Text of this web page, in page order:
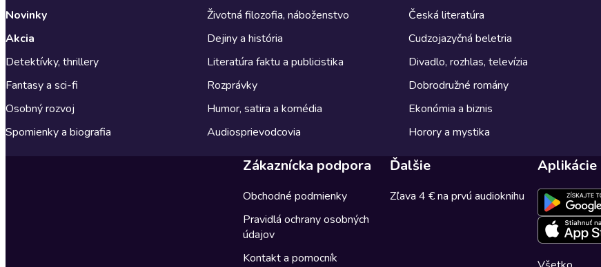
Novinky
Akcia
Detektívky, thrillery
Fantasy a sci-fi
Osobný rozvoj
Spomienky a biografia
Životná filozofia, náboženstvo
Dejiny a história
Literatúra faktu a publicistika
Rozprávky
Humor, satira a komédia
Audiosprievodcovia
Česká literatúra
Cudzojazyčná beletria
Divadlo, rozhlas, televízia
Dobrodružné romány
Ekonómia a biznis
Horory a mystika
Zákaznícka podpora
Obchodné podmienky
Pravidlá ochrany osobných
údajov
Kontakt a pomocník
Ďalšie
Zľava 4 € na prvú audioknihu
Aplikácie